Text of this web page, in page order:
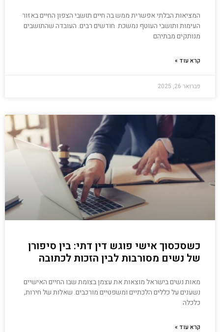
המציאות הבלתי אפשרית ממש בה חיים תושבי הצפון החיים באזור
העימות ותושבי העוטף נמשכת חודשים רבים. העובדה שהתושבים
מנותקים מבתיהם
קרא עוד »
פברואר 26, 2025
כשסכסוך אישי פוגש דין דתי: בין סיפורן
של נשים מסורבות לבין הזכות לכתובה
מאות נשים בישראל מוצאות את עצמן בצומת שבו החיים האישיים
נשענים על כללים הלכתיים ומשפטיים מורכבים. שאלות של חירות,
כלכלה
קרא עוד »